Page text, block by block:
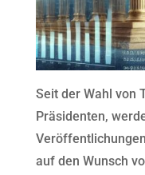
Seit der Wahl von
Präsidenten,
auf den Wunsch